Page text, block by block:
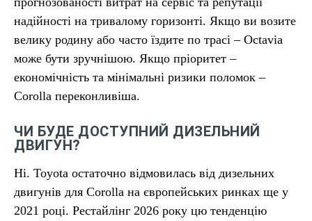
надійності на тривалому горизонті. Якщо ви возите
велику родину або часто їздите по трасі – Octavia
може бути зручнішою. Якщо пріоритет –
економічність та мінімальні ризики поломок –
Corolla переконливіша.
ЧИ БУДЕ ДОСТУПНИЙ ДИЗЕЛЬНИЙ
ДВИГУН?
Ні. Toyota остаточно відмовилась від дизельних
двигунів для Corolla на європейських ринках ще у
2021 році. Рестайлінг 2026 року цю тенденцію